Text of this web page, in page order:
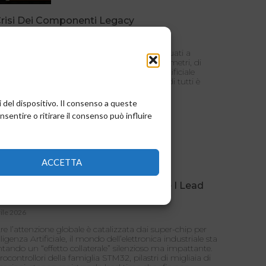
del dispositivo. Il consenso a queste
o ritirare il consenso può influire
ACCETTA
Dei Componenti Legacy
dell’elettronica industriale, siamo abituati a
il futuro. Si parla di microchip a 3 nanometri, di
di calcolo sbalorditive e di Intelligenza Artificiale
in ogni sensore. Ma mentre lo sguardo di tutti è
E L’effetto Domino Dell’AI: Perché I Lead
2026
l’attenzione globale è catalizzata dai super-chip per
Artificiale, il mondo dell’elettronica industriale sta
un “effetto collaterale” silenzioso ma impattante.
della famiglia STM32, pilastri di migliaia di